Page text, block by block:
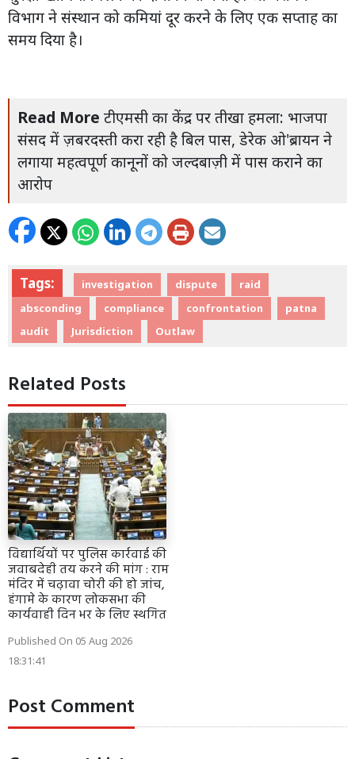
विभाग ने संस्थान को कमियां दूर करने के लिए एक सप्ताह का
समय दिया है।
Read More टीएमसी का केंद्र पर तीखा हमला: भाजपा
संसद में ज़बरदस्ती करा रही है बिल पास, डेरेक ओ'ब्रायन ने
लगाया महत्वपूर्ण कानूनों को जल्दबाज़ी में पास कराने का
आरोप
Tags: investigation dispute
raid
absconding
compliance confrontation
patna
audit
Jurisdiction Outlaw
Related Posts
विद्यार्थियों पर पुलिस कार्रवाई की
जवाबदेही तय करने की मांग : राम
मंदिर में चढ़ावा चोरी की हो जांच,
हंगामे के कारण लोकसभा की
कार्यवाही दिन भर के लिए स्थगित
Published On 05 Aug 2026
18:31:41
Post Comment